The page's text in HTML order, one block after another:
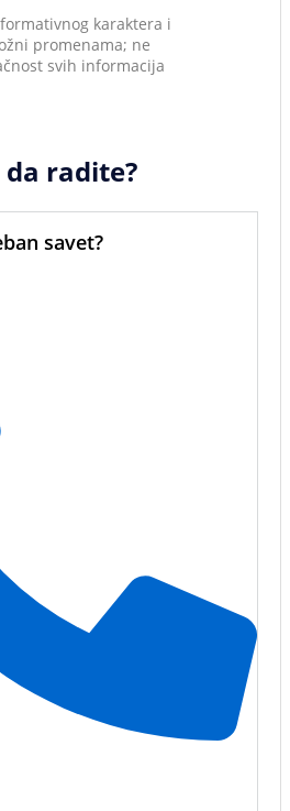
karaktera i
promenama; ne
svih informacija
radite?
savet?